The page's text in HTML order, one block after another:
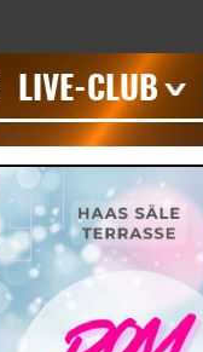
LIVE-CLUB
Veranstaltungen
Impressionen
Geschichte
Mieten